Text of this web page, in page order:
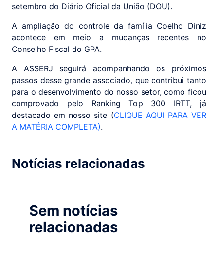
setembro do Diário Oficial da União (DOU).
A ampliação do controle da família Coelho Diniz
acontece em meio a mudanças recentes no
Conselho Fiscal do GPA.
A ASSERJ seguirá acompanhando os próximos
passos desse grande associado, que contribui tanto
para o desenvolvimento do nosso setor, como ficou
comprovado pelo Ranking Top 300 IRTT, já
destacado em nosso site (CLIQUE AQUI PARA VER
A MATÉRIA COMPLETA).
Notícias relacionadas
Sem notícias
relacionadas